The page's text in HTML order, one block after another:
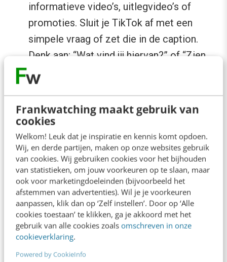
Frankwatching maakt gebruik van
cookies
Welkom! Leuk dat je inspiratie en kennis komt opdoen.
Wij, en derde partijen, maken op onze websites gebruik
van cookies. Wij gebruiken cookies voor het bijhouden
van statistieken, om jouw voorkeuren op te slaan, maar
ook voor marketingdoeleinden (bijvoorbeeld het
afstemmen van advertenties). Wil je je voorkeuren
aanpassen, klik dan op ‘Zelf instellen’. Door op ‘Alle
cookies toestaan’ te klikken, ga je akkoord met het
gebruik van alle cookies zoals omschreven in onze
cookieverklaring.
Powered by CookieInfo
informatieve video’s, uitlegvideo’s of
promoties. Sluit je TikTok af met een
simpele vraag of zet die in de caption.
Denk aan: “Wat vind jij hiervan?” of “Zien
we jou 12 juni ook op het event?”
Werk met contrast:
duidelijk voor-en-na-effect of een mythe-
versus-werkelijkheid-insteek lokken
sneller reacties uit. Ze geven kijkers
meteen iets om op te reageren, zonder
dat ze daar lang over hoeven na te denken.
Gebruik een CTA:met een CTA (call-to-
action) zorg je ervoor dat je kijker
overgaat op actie. Een CTA plaats je aan
het einde van je video. Je vraagt
bijvoorbeeld aan de kijker om iemand te